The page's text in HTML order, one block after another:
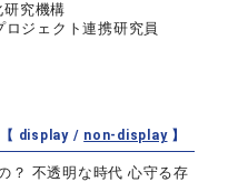
研究機構
ロジェクト連携研究員
【 display / non-display】
？ 不透明な時代 心守る存